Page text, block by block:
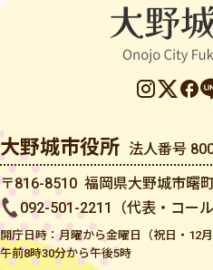
大野城市役所 法人番号
〒816-8510 福岡県大野城市曙
092-501-2211（代表・コー
開庁日時：月曜から金曜日（祝日・12
午前8時30分から午後5時